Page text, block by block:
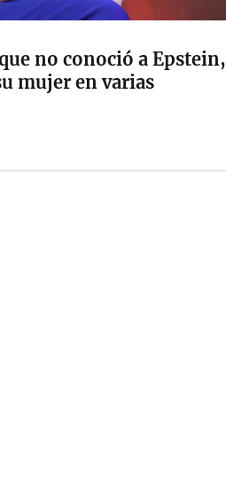
no conoció a Epstein,
mujer en varias